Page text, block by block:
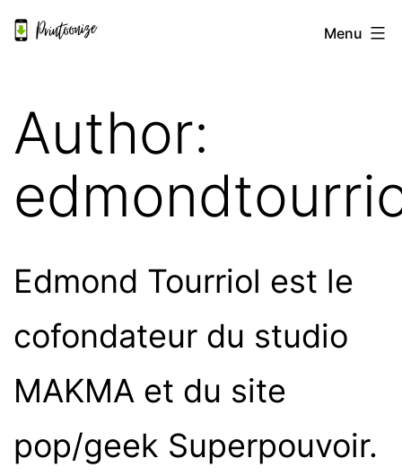
Skip
toPrintoonize
Menu
Author:
Edmond Tourriol est le
cofondateur du studio
MAKMA et du site
pop/geek Superpouvoir.